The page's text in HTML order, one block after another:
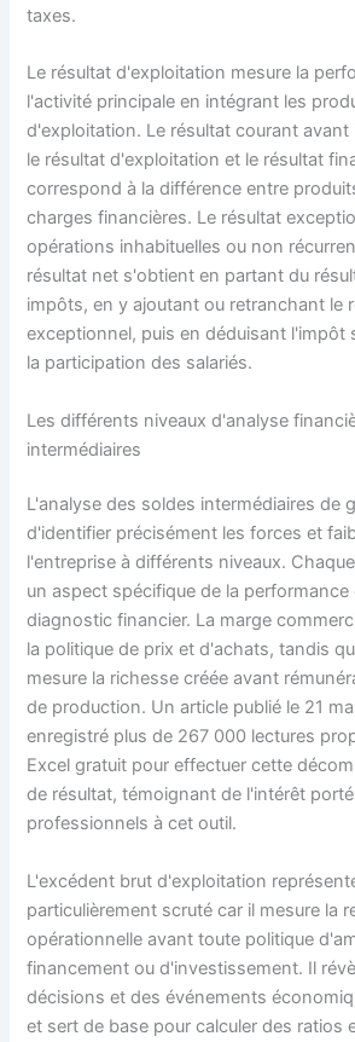
taxes.
Le résultat d'exploitation mesure la
l'activité principale en intégrant les
d'exploitation. Le résultat courant
le résultat d'exploitation et le résultat
correspond à la différence entre
charges financières. Le résultat
opérations inhabituelles ou non
résultat net s'obtient en partant du
impôts, en y ajoutant ou retranchant le
exceptionnel, puis en déduisant l'impôt
la participation des salariés.
Les différents niveaux d'analyse
intermédiaires
L'analyse des soldes intermédiaires de
d'identifier précisément les forces et
l'entreprise à différents niveaux.
un aspect spécifique de la performance
diagnostic financier. La marge
la politique de prix et d'achats, tandis
mesure la richesse créée avant
de production. Un article publié le 21
enregistré plus de 267 000 lectures
Excel gratuit pour effectuer cette
de résultat, témoignant de l'intérêt
professionnels à cet outil.
L'excédent brut d'exploitation
particulièrement scruté car il mesure la
opérationnelle avant toute politique
financement ou d'investissement. Il
décisions et des événements
et sert de base pour calculer des ratios